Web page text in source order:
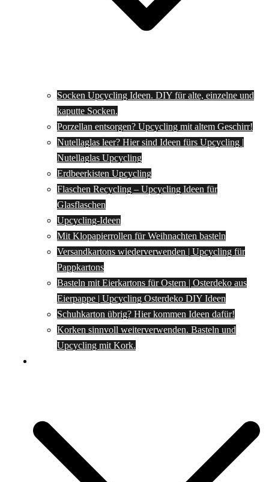
Socken Upcycling Ideen. DIY für alte, einzelne und
kaputte Socken.
Porzellan entsorgen? Upcycling mit altem Geschirr!
Nutellaglas leer? Hier sind Ideen fürs Upcycling |
Nutellaglas Upcycling
Erdbeerkisten Upcycling
Flaschen Recycling – Upcycling Ideen für
Glasflaschen
Upcycling-Ideen
Mit Klopapierrollen für Weihnachten basteln
Versandkartons wiederverwenden | Upcycling für
Pappkartons
Basteln mit Eierkartons für Ostern | Osterdeko aus
Eierpappe | Upcycling Osterdeko DIY Ideen
Schuhkarton übrig? Hier kommen Ideen dafür!
Korken sinnvoll weiterverwenden. Basteln und
Upcycling mit Kork.